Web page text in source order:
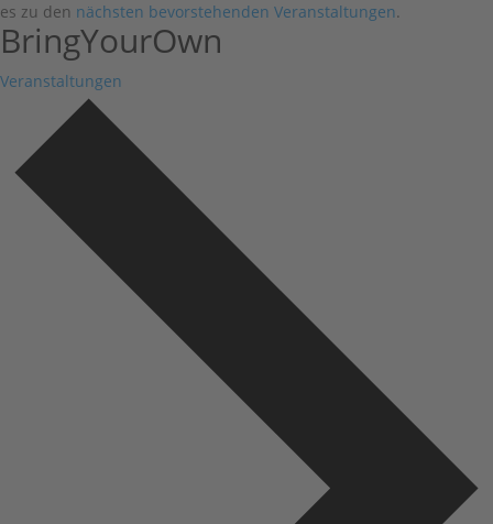
es zu den nächsten bevorstehenden Veranstaltungen.
BringYourOwn
Veranstaltungen